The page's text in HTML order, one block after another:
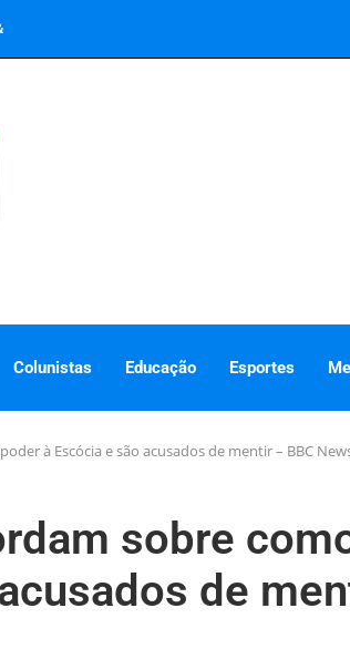
Colunistas Educação Esportes
à Escócia e são acusados de mentir – BBC
sobre
de